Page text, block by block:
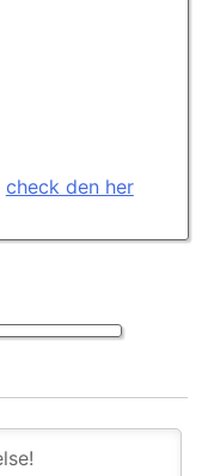
check den her